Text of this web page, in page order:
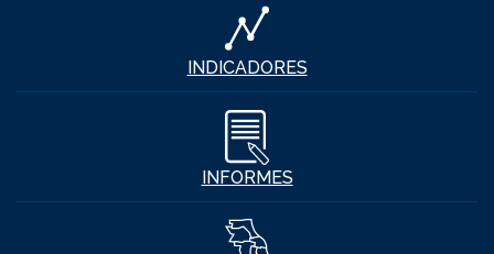
INDICADORES
INFORMES